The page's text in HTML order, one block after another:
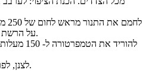
על הרשת ולצלות למשך כ- 8 דקות.
לצנן, לפרוס דק ולשמור במקרר.